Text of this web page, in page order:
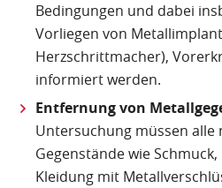
Bedingungen und dabei
Vorliegen von
Herzschrittmacher),
informiert werden.
Entfernung von
Untersuchung müssen alle
Gegenstände wie
Kleidung mit